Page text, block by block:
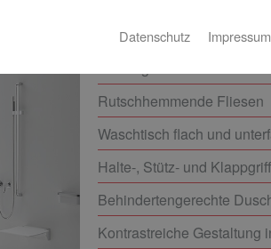
Schwellenlose Türen die
Rutschhemmende Fliesen
Waschtisch flach und
Halte-, Stütz- und
Behindertengerechte
Kontrastreiche Gestaltung
Datenschutz Impressum